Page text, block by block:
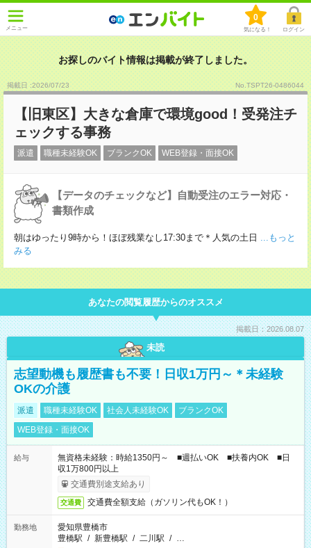
メニュー
0
気になる！ ログイン
お探しのバイト情報は掲載が終了しました。
掲載日 :2026/07/23 No.TSPT26-0486044
【旧東区】大きな倉庫で環境good！受発注チ
ェックする事務
派遣 職種未経験OK ブランクOK WEB登録・面接OK
【データのチェックなど】自動受注のエラー対応・
書類作成
朝はゆったり9時から！ほぼ残業なし17:30まで＊人気の土日 ...もっと
みる
あなたの閲覧履歴からのオススメ
掲載日：2026.08.07
未読
志望動機も履歴書も不要！日収1万円～＊未経験
OKの介護
派遣 職種未経験OK 社会人未経験OK
ブランクOK
WEB登録・面接OK
給与
無資格未経験：時給1350円～ ■週払いOK ■扶養内OK ■日
収1万800円以上
交通費別途支給あり
交通費 交通費全額支給（ガソリン代もOK！）
勤務地
愛知県豊橋市
豊橋駅 / 新豊橋駅 / 二川駅 / …